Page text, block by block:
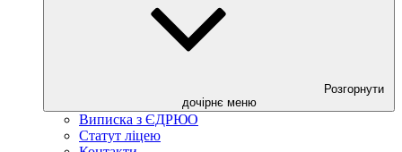
Розгорнути
дочірнє меню
Виписка з ЄДРЮО
Статут ліцею